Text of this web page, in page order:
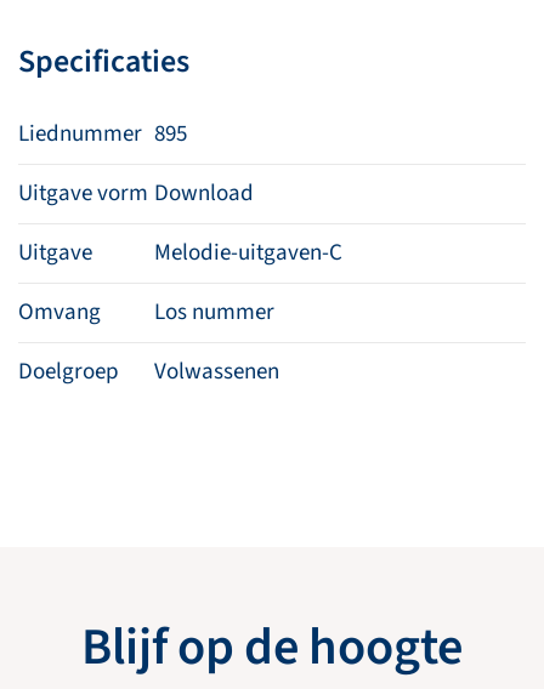
Specificaties
Liednummer 895
Uitgave vorm Download
Uitgave
Melodie-uitgaven-C
Omvang
Los nummer
Doelgroep
Volwassenen
Blijf op de hoogte